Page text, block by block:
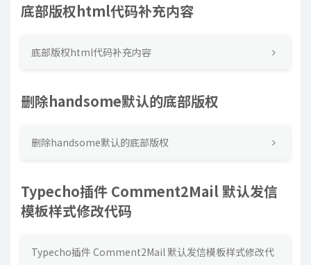
底部版权html代码补充内容
底部版权html代码补充内容
删除handsome默认的底部版权
删除handsome默认的底部版权
Typecho插件 Comment2Mail 默认发信
模板样式修改代码
Typecho插件 Comment2Mail 默认发信模板样式修改代